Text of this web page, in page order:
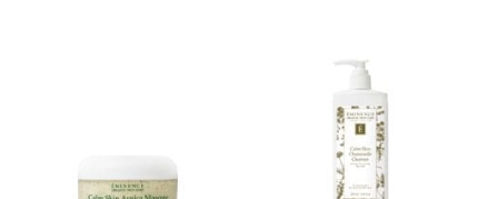
gekozen